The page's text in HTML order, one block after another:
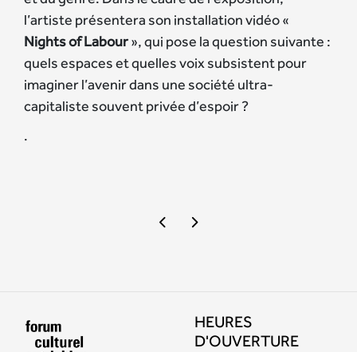
l’artiste présentera son installation vidéo «
Nights of Labour», qui pose la question suivante :
quels espaces et quelles voix subsistent pour
imaginer l’avenir dans une société ultra-
capitaliste souvent privée d’espoir ?
.
HEURES
D'OUVERTURE